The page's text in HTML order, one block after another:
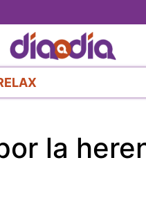
al
contenido
principal
la